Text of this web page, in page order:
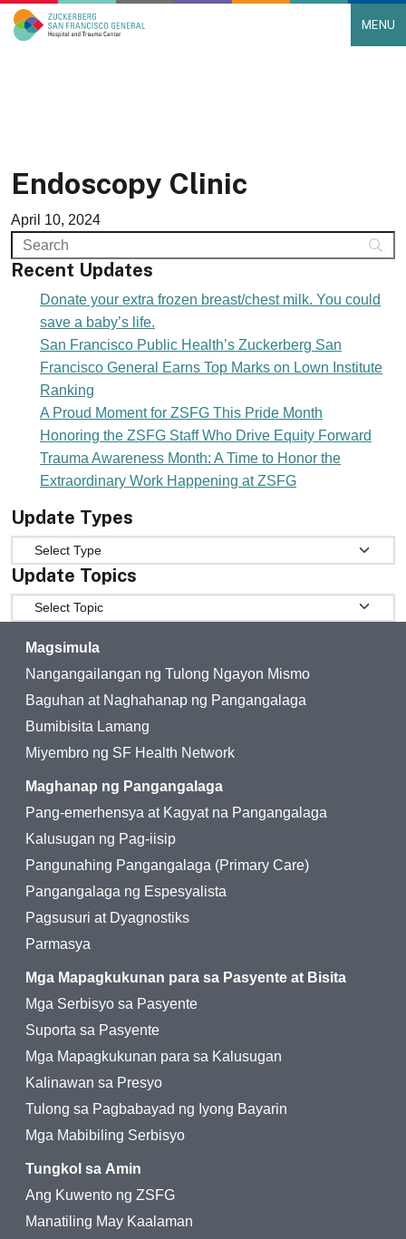
Main Navigation MENU
Endoscopy Clinic
April 10, 2024
Recent Updates
Donate your extra frozen breast/chest milk. You could
save a baby’s life.
San Francisco Public Health’s Zuckerberg San
Francisco General Earns Top Marks on Lown Institute
Ranking
A Proud Moment for ZSFG This Pride Month
Honoring the ZSFG Staff Who Drive Equity Forward
Trauma Awareness Month: A Time to Honor the
Extraordinary Work Happening at ZSFG
Update Types
Update Types
Update Topics
Update Topics
Magsimula
Nangangailangan ng Tulong Ngayon Mismo
Baguhan at Naghahanap ng Pangangalaga
Bumibisita Lamang
Miyembro ng SF Health Network
Maghanap ng Pangangalaga
Pang-emerhensya at Kagyat na Pangangalaga
Kalusugan ng Pag-iisip
Pangunahing Pangangalaga (Primary Care)
Pangangalaga ng Espesyalista
Pagsusuri at Dyagnostiks
Parmasya
Mga Mapagkukunan para sa Pasyente at Bisita
Mga Serbisyo sa Pasyente
Suporta sa Pasyente
Mga Mapagkukunan para sa Kalusugan
Kalinawan sa Presyo
Tulong sa Pagbabayad ng Iyong Bayarin
Mga Mabibiling Serbisyo
Tungkol sa Amin
Ang Kuwento ng ZSFG
Manatiling May Kaalaman